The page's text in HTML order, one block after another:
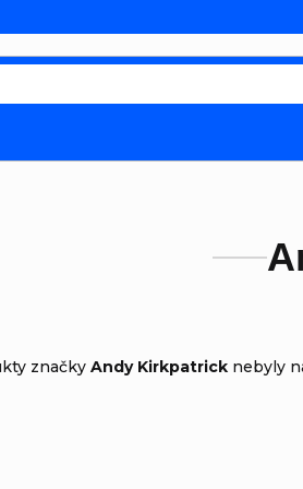
značky Andy Kirkpatrick nebyly